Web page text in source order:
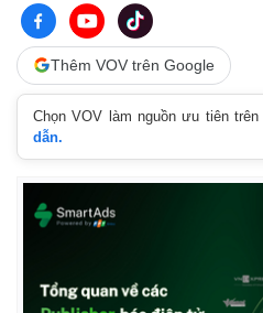
Thêm VOV trên Google
Chọn VOV làm nguồn ưu tiên
dẫn.